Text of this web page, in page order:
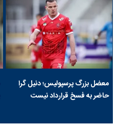
معضل بزرگ پرسپولیس؛ دنیل گرا
حاضر به فسخ قرارداد نیست